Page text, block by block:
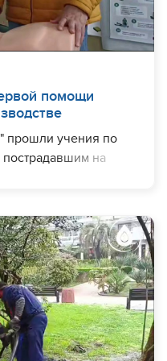
помощи
прошли учения по
на
с которыми
производстве:
помощи при
током;